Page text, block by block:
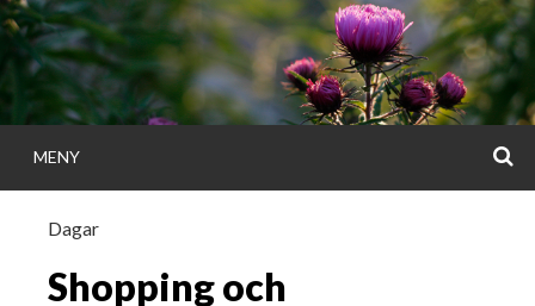
Gå
direkt
till
innehållet
MENY
Dagar
Shopping och